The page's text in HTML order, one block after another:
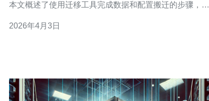
本文概述了使用迁移工具完成数据和配置搬迁的步骤，包
名与TTL、配置CDN与DDoS防御、以及上线后的性能与
2026年4月3日